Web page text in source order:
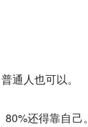
通人也可以。
还得靠自己